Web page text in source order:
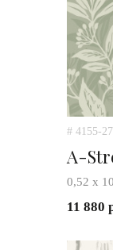
# 4155-
A-
0,52 х
11 880